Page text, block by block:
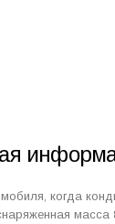
когда
масса